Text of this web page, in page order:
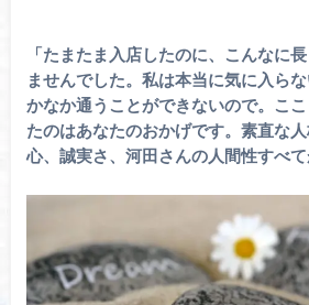
「たまたま入店したのに、こんなに
ませんでした。私は本当に気に入ら
かなか通うことができないので。こ
たのはあなたのおかげです。素直な
心、誠実さ、河田さんの人間性すべて